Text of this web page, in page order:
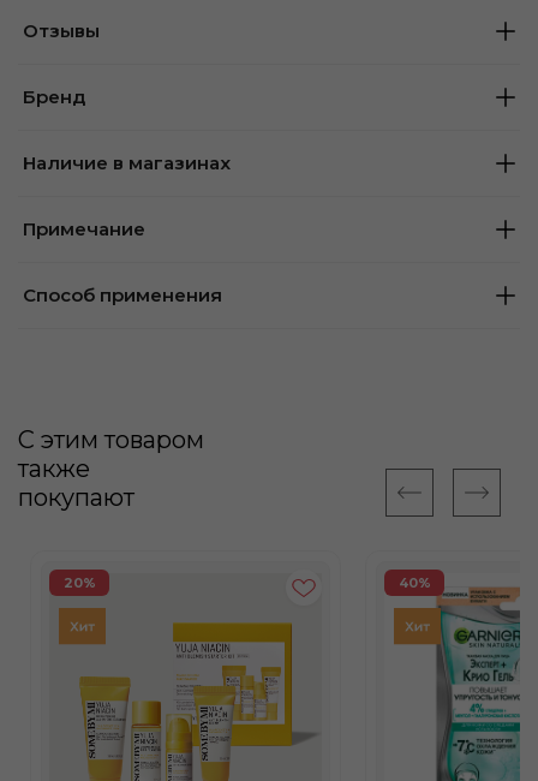
Отзывы
Бренд
Наличие в магазинах
Примечание
Способ применения
С этим товаром
также
покупают
20% 40%